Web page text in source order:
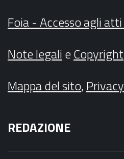
Foia - Accesso agli atti
Note legalieCopyright
Mappa del sito,Privacy
REDAZIONE